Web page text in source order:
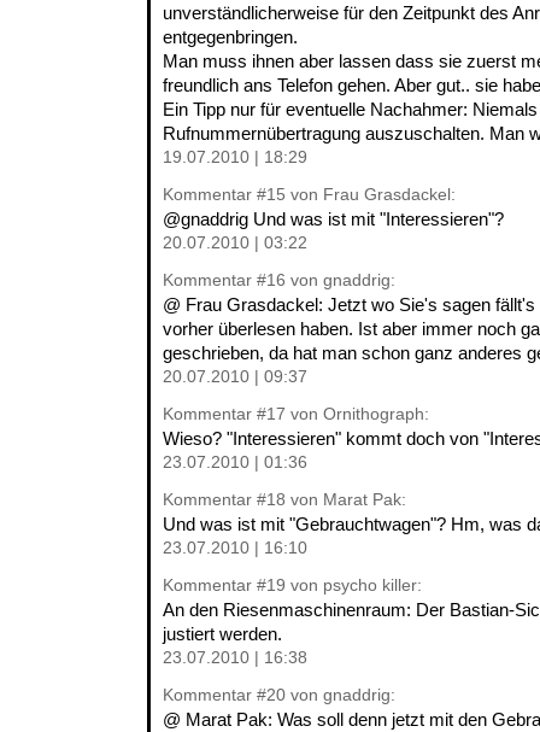
unverständlicherweise für den Zeitpunkt des
entgegenbringen.
Man muss ihnen aber lassen dass sie zuerst
freundlich ans Telefon gehen. Aber gut.. sie
Ein Tipp nur für eventuelle Nachahmer:
Rufnummernübertragung auszuschalten. Man
19.07.2010 | 18:29
Kommentar #15 von Frau Grasdackel:
@gnaddrig Und was ist mit "Interessieren"?
20.07.2010 | 03:22
Kommentar #16 von gnaddrig:
@ Frau Grasdackel: Jetzt wo Sie's sagen
vorher überlesen haben. Ist aber immer noch
geschrieben, da hat man schon ganz anderes
20.07.2010 | 09:37
Kommentar #17 von Ornithograph:
Wieso? "Interessieren" kommt doch von
23.07.2010 | 01:36
Kommentar #18 von Marat Pak:
Und was ist mit "Gebrauchtwagen"? Hm, was
23.07.2010 | 16:10
Kommentar #19 von psycho killer:
An den Riesenmaschinenraum: Der Bastian-
justiert werden.
23.07.2010 | 16:38
Kommentar #20 von gnaddrig:
@ Marat Pak: Was soll denn jetzt mit den